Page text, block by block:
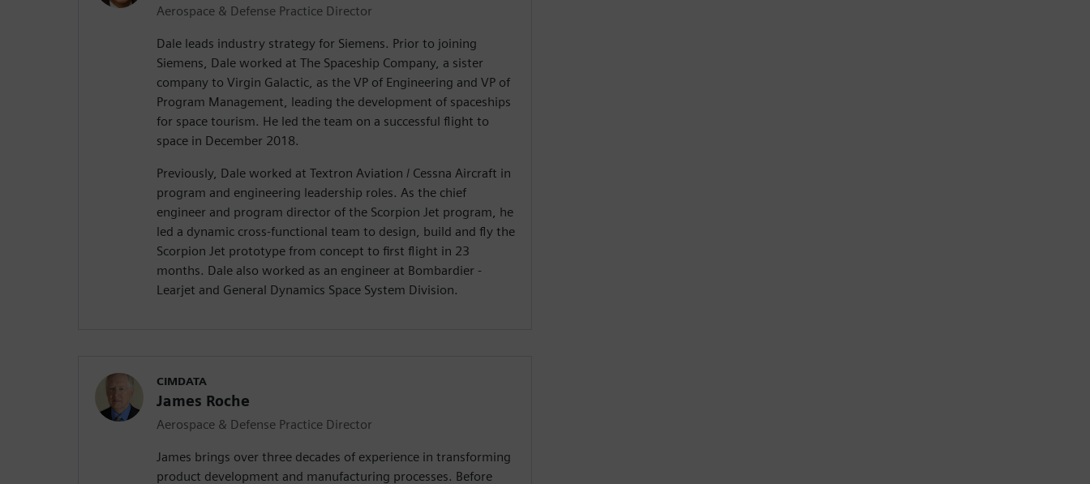
Aerospace & Defense Practice Director
Dale leads industry strategy for Siemens. Prior to joining
Siemens, Dale worked at The Spaceship Company, a sister
company to Virgin Galactic, as the VP of Engineering and VP of
Program Management, leading the development of spaceships
for space tourism. He led the team on a successful flight to
space in December 2018.
Previously, Dale worked at Textron Aviation / Cessna Aircraft in
program and engineering leadership roles. As the chief
engineer and program director of the Scorpion Jet program, he
led a dynamic cross-functional team to design, build and fly the
Scorpion Jet prototype from concept to first flight in 23
months. Dale also worked as an engineer at Bombardier -
Learjet and General Dynamics Space System Division.
CIMDATA
James Roche
Aerospace & Defense Practice Director
James brings over three decades of experience in transforming
product development and manufacturing processes. Before